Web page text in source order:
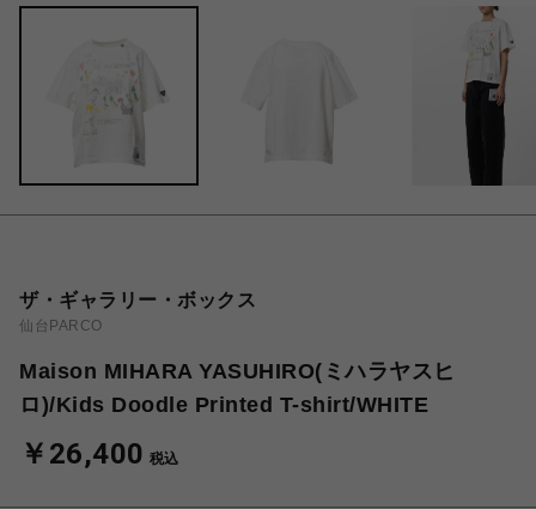
ザ・ギャラリー・ボックス
仙台PARCO
Maison MIHARA YASUHIRO(ミハラヤスヒ
ロ)/Kids Doodle Printed T-shirt/WHITE
￥26,400 税込